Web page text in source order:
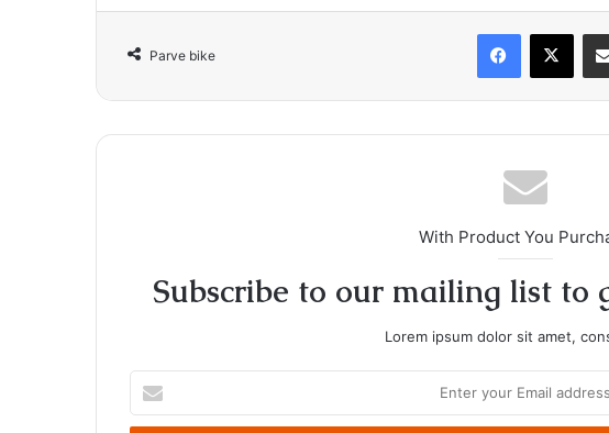
Parve bike
Facebook
X
With Product You
Subscribe to our mailing list to
Lorem ipsum dolor sit amet,
your
Email